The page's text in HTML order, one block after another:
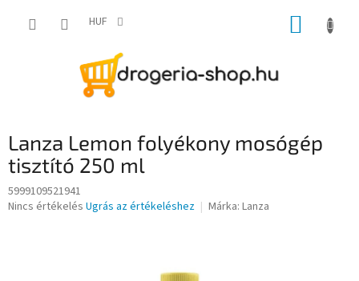
HUF KOSÁR
Lanza Lemon folyékony mosógép
tisztító 250 ml
5999109521941
A
Nincs értékelés Ugrás az értékeléshez Márka: Lanza